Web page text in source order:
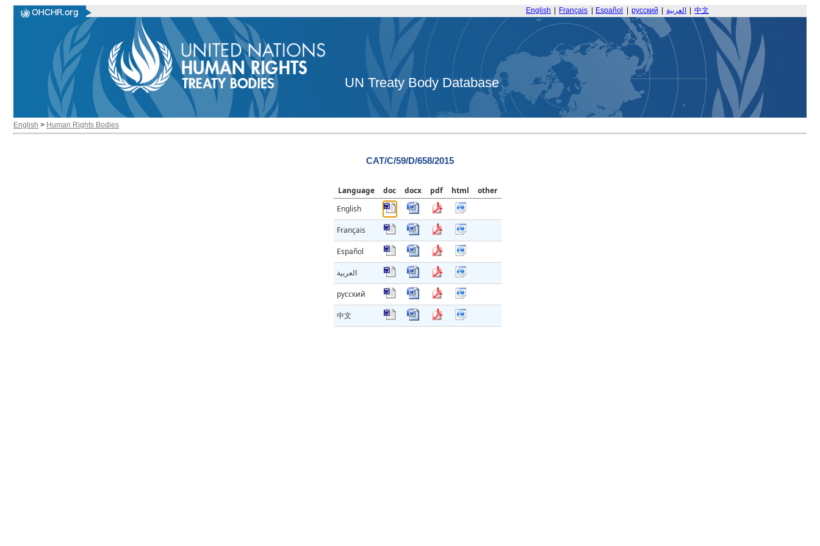
English Français Español русский العربية 中文
UN Treaty Body Database
English > Human Rights Bodies
CAT/C/59/D/658/2015
Language doc docx pdf html
other
English
Français
Español
العربية
русский
中文